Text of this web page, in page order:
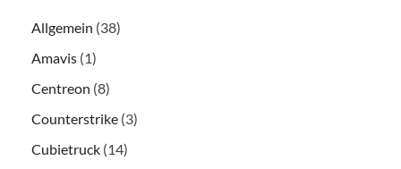
Allgemein (38)
Amavis (1)
Centreon (8)
Counterstrike (3)
Cubietruck (14)